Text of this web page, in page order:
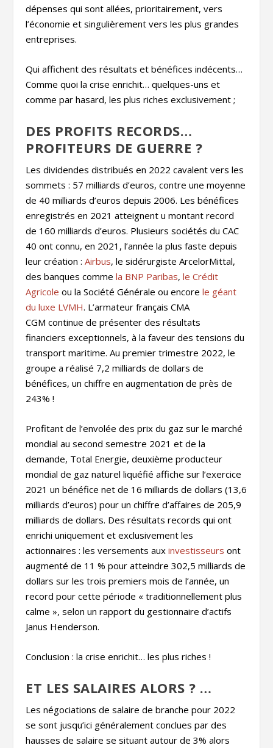
dépenses qui sont allées, prioritairement, vers
l’économie et singulièrement vers les plus grandes
entreprises.
Qui affichent des résultats et bénéfices indécents…
Comme quoi la crise enrichit… quelques-uns et
comme par hasard, les plus riches exclusivement ;
DES PROFITS RECORDS…
PROFITEURS DE GUERRE ?
Les dividendes distribués en 2022 cavalent vers les
sommets : 57 milliards d’euros, contre une moyenne
de 40 milliards d’euros depuis 2006. Les bénéfices
enregistrés en 2021 atteignent u montant record
de 160 milliards d’euros. Plusieurs sociétés du CAC
40 ont connu, en 2021, l’année la plus faste depuis
leur création :Airbus, le sidérurgiste ArcelorMittal,
des banques comme la BNP Paribas, le Crédit
Agricole ou la Société Générale ou encorele géant
du luxe LVMH. L’armateur français CMA
CGM continue de présenter des résultats
financiers exceptionnels, à la faveur des tensions du
transport maritime. Au premier trimestre 2022, le
groupe a réalisé 7,2 milliards de dollars de
bénéfices, un chiffre en augmentation de près de
243% !
Profitant de l’envolée des prix du gaz sur le marché
mondial au second semestre 2021 et de la
demande, Total Energie, deuxième producteur
mondial de gaz naturel liquéfié affiche sur l’exercice
2021 un bénéfice net de 16 milliards de dollars (13,6
milliards d’euros) pour un chiffre d’affaires de 205,9
milliards de dollars. Des résultats records qui ont
enrichi uniquement et exclusivement les
actionnaires : les versements auxinvestisseurs ont
augmenté de 11 % pour atteindre 302,5 milliards de
dollars sur les trois premiers mois de l’année, un
record pour cette période « traditionnellement plus
calme », selon un rapport du gestionnaire d’actifs
Janus Henderson.
Conclusion : la crise enrichit… les plus riches !
ET LES SALAIRES ALORS ? …
Les négociations de salaire de branche pour 2022
se sont jusqu’ici généralement conclues par des
hausses de salaire se situant autour de 3% alors